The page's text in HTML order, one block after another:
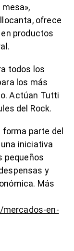
ofrece
productos
todos los
los más
Actúan Tutti
del Rock.
forma parte del
iniciativa
pequeños
y
Más
en-